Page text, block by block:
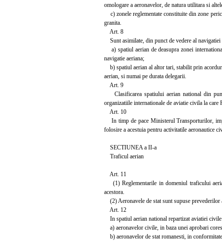
omologare a aeronavelor, de natura utilitara si
c) zonele reglementate constituite din zone
granita.
Art. 8
Sunt asimilate, din punct de vedere al navigatiei
a) spatiul aerian de deasupra zonei
navigatie aeriana;
b) spatiul aerian al altor tari, stabilit prin
aerian, si numai pe durata delegarii.
Art. 9
Clasificarea spatiului aerian national din
organizatiile internationale de aviatie civila la care
Art. 10
In timp de pace Ministerul Transporturilor,
folosire a acestuia pentru activitatile aeronautice
SECTIUNEA a II-a
Traficul aerian
Art. 11
(1) Reglementarile in domeniul traficului
acestora.
(2) Aeronavele de stat sunt supuse
Art. 12
In spatiul aerian national repartizat aviatiei
a) aeronavelor civile, in baza unei aprobari
b) aeronavelor de stat romanesti, in